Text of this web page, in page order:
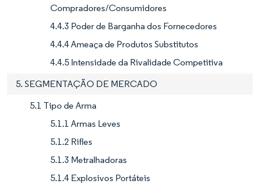
Compradores/Consumidores
4.4.3 Poder de Barganha dos Fornecedores
4.4.4 Ameaça de Produtos Substitutos
4.4.5 Intensidade da Rivalidade Competitiva
5. SEGMENTAÇÃO DE MERCADO
5.1 Tipo de Arma
5.1.1 Armas Leves
5.1.2 Rifles
5.1.3 Metralhadoras
5.1.4 Explosivos Portáteis